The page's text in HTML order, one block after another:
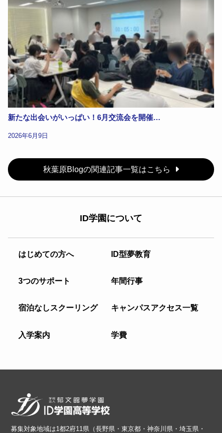
新たな出会いがいっぱい！6月交流会を開催…
2026年6月9日
秋葉原Blogの関連記事一覧はこちら
ID学園について
はじめての方へ ID型夢教育
3つのサポート 年間行事
宿泊なしスクーリング キャンパスアクセス一覧
入学案内 学費
募集対象地域は1都2府11県（長野県・東京都・神奈川県・埼玉県・